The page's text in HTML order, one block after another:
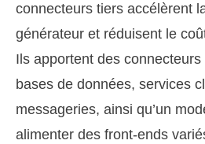
connecteurs tiers accélèrent
générateur et réduisent le
Ils apportent des connecteurs
bases de données, services
messageries, ainsi qu’un
alimenter des front-ends